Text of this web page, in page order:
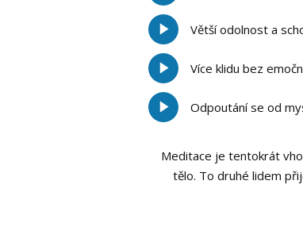
Větší odolnost a
Více klidu bez
Odpoutání se od
Meditace je tentokrát
tělo. To druhé lidem